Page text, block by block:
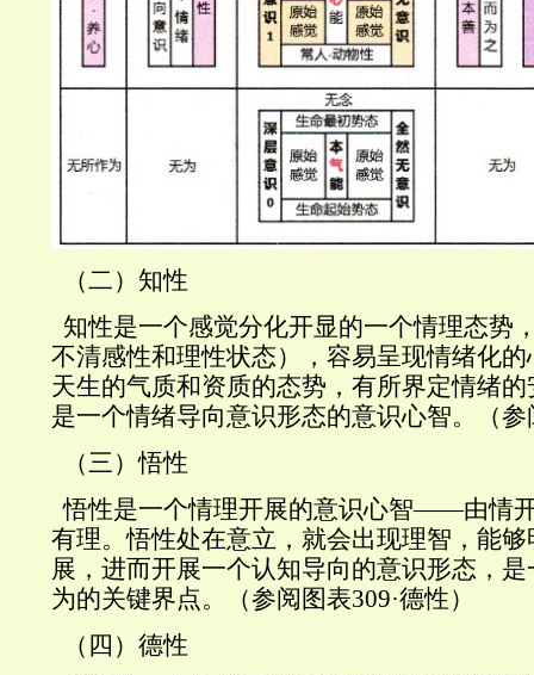
（二）知性
知性是一个感觉分化开显的一个情理态势
不清感性和理性状态），容易呈现情绪化
天生的气质和资质的态势，有所界定情绪
是一个情绪导向意识形态的意识心智。（参
（三）悟性
悟性是一个情理开展的意识心智——由情
有理。悟性处在意立，就会出现理智，能
展，进而开展一个认知导向的意识形态，
为的关键界点。（参阅图表309·德性）
（四）德性